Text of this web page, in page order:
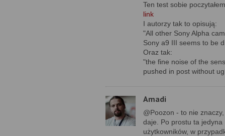
Ten test sobie
link
I autorzy tak to opisują:
"All other Sony Alpha
Sony a9 III seems to be
Oraz tak:
"the fine noise of the
pushed in post without
Amadi
@Poozon - to nie
daje. Po prostu ta
użytkowników, w